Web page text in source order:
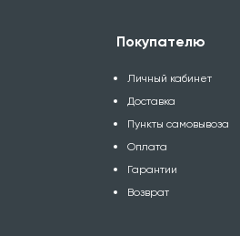
Покупателю
Личный кабинет
Доставка
Пункты самовывоза
Оплата
Гарантии
Возврат